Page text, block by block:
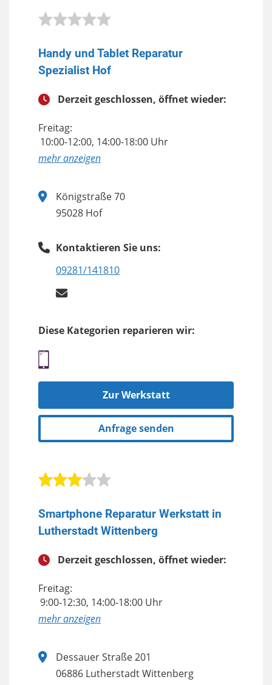
Handy und Tablet Reparatur
Spezialist Hof
Derzeit geschlossen, öffnet wieder:
Freitag:
10:00-12:00, 14:00-18:00 Uhr
anzeigen
Königstraße 70
95028 Hof
Kontaktieren Sie uns:
09281/141810
Diese Kategorien reparieren wir:
Zur Werkstatt
Anfrage senden
Smartphone Reparatur Werkstatt in
Lutherstadt Wittenberg
Derzeit geschlossen, öffnet wieder:
Freitag:
9:00-12:30, 14:00-18:00 Uhr
anzeigen
Dessauer Straße 201
06886 Lutherstadt Wittenberg